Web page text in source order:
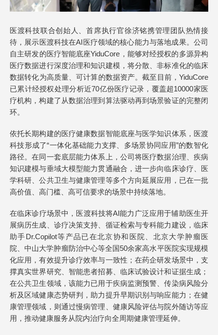
医渡科技联合创始人、首席执行官徐济铭携管理团队热情接
待，展示医渡科技在AI医疗领域的核心能力与落地成果。公司
自主研发的医疗智能底座YiduCore，能够对经授权的多源异构
医疗数据进行深度治理和知识建模，将分散、非标准化的临床
数据转化为高质量、可计算的数据资产。截至目前，YiduCore
已累计经授权处理分析近70亿份医疗记录，覆盖超10000家医
疗机构，构建了从数据治理到算法驱动再到场景验证的完整闭
环。
依托长期构建的医疗健康数据智能底座与医学知识体系，医渡
科技形成了“一体化基础能力支撑、多场景协同应用”的数智化
路径。在同一套底层能力体系上，公司将医疗数据治理、疾病
知识建模与垂域大模型能力贯通融合，进一步向临床诊疗、医
学科研、公共卫生与健康管理等多个方向延展应用，已在一批
高价值、高门槛、高可信要求的场景中持续落地。
在临床诊疗场景中，医渡科技将AI能力广泛应用于辅助医生开
展病历生成、诊疗决策支持、循证检索与专科能力建设，临床
助手Dr.Copilot等产品已在北京协和医院、北京大学肿瘤医
院、中山大学肿瘤防治中心等全国50余家高水平医院实现规模
化应用，有效提升诊疗效率与一致性；在药企研发场景中，支
撑真实世界研究、智能患者招募、临床试验设计和证据生成；
在公共卫生领域，该能力已用于疾病监测预警、传染病风险分
析及区域健康态势研判，助力提升早期识别与响应能力；在健
康管理领域，则通过慢病管理、健康风险评估与院外随访等应
用，推动健康服务从院内治疗向全周期健康管理延伸。